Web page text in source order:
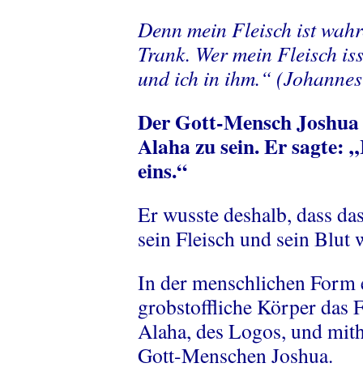
Denn mein Fleisch ist
Trank. Wer mein Fleisch
und ich in ihm.“
Der Gott-Mensch
Alaha zu sein. Er sagte:
eins.“
Er wusste deshalb, dass
sein Fleisch und sein Blut
In der menschlichen Form
grobstoffliche Körper das
Alaha, des Logos, und
Gott-Menschen Joshua.